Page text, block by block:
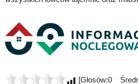
[Głosów:0